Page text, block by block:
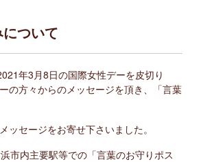
ついて
年3月8日の国際女性デーを皮切り
の方々からのメッセージを頂き、「言葉
セージをお寄せ下さいました。
市内主要駅等での「言葉のお守りポス